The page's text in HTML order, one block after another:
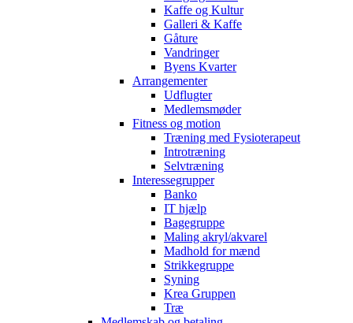
Kaffe og Kultur
Galleri & Kaffe
Gåture
Vandringer
Byens Kvarter
Arrangementer
Udflugter
Medlemsmøder
Fitness og motion
Træning med Fysioterapeut
Introtræning
Selvtræning
Interessegrupper
Banko
IT hjælp
Bagegruppe
Maling akryl/akvarel
Madhold for mænd
Strikkegruppe
Syning
Krea Gruppen
Træ